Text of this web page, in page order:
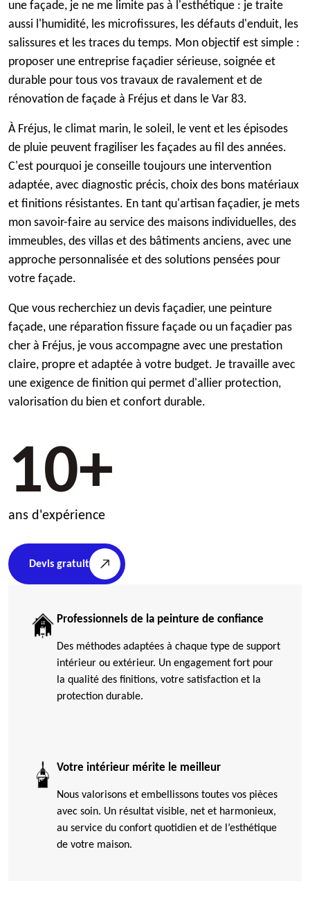
une façade, je ne me limite pas à l'esthétique : je traite
aussi l'humidité, les microfissures, les défauts d'enduit, les
salissures et les traces du temps. Mon objectif est simple :
proposer une entreprise façadier sérieuse, soignée et
durable pour tous vos travaux de ravalement et de
rénovation de façade à Fréjus et dans le Var 83.
À Fréjus, le climat marin, le soleil, le vent et les épisodes
de pluie peuvent fragiliser les façades au fil des années.
C'est pourquoi je conseille toujours une intervention
adaptée, avec diagnostic précis, choix des bons matériaux
et finitions résistantes. En tant qu'artisan façadier, je mets
mon savoir-faire au service des maisons individuelles, des
immeubles, des villas et des bâtiments anciens, avec une
approche personnalisée et des solutions pensées pour
votre façade.
Que vous recherchiez un devis façadier, une peinture
façade, une réparation fissure façade ou un façadier pas
cher à Fréjus, je vous accompagne avec une prestation
claire, propre et adaptée à votre budget. Je travaille avec
une exigence de finition qui permet d'allier protection,
valorisation du bien et confort durable.
10+
ans d'expérience
Devis gratuit
Professionnels de la peinture de confiance
Des méthodes adaptées à chaque type de support
intérieur ou extérieur. Un engagement fort pour
la qualité des finitions, votre satisfaction et la
protection durable.
Votre intérieur mérite le meilleur
Nous valorisons et embellissons toutes vos pièces
avec soin. Un résultat visible, net et harmonieux,
au service du confort quotidien et de l’esthétique
de votre maison.